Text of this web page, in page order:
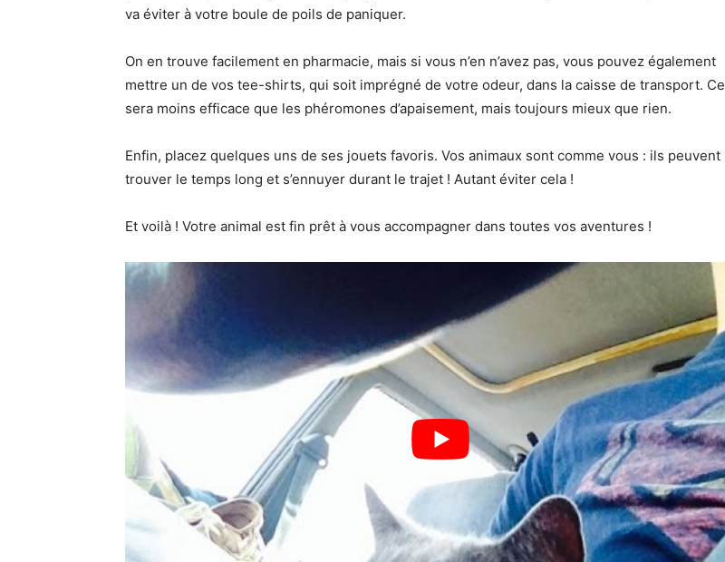
va éviter à votre boule de poils de paniquer.
On en trouve facilement en pharmacie, mais si vous n’en n’avez pas, vous pouvez également
mettre un de vos tee-shirts, qui soit imprégné de votre odeur, dans la caisse de transport. Ce
sera moins efficace que les phéromones d’apaisement, mais toujours mieux que rien.
Enfin, placez quelques uns de ses jouets favoris. Vos animaux sont comme vous : ils peuvent
trouver le temps long et s’ennuyer durant le trajet ! Autant éviter cela !
Et voilà ! Votre animal est fin prêt à vous accompagner dans toutes vos aventures !